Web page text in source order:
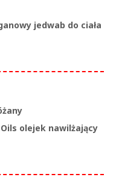
jedwab do ciała
olejek nawilżający